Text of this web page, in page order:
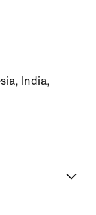
India,